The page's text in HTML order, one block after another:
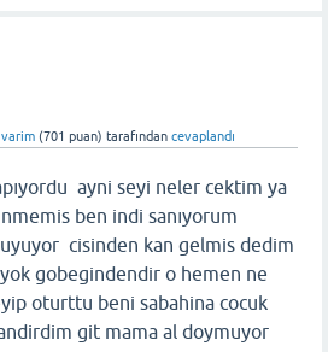
(701 puan) tarafından cevaplandı
ayni seyi neler cektim ya
ben indi sanıyorum
cisinden kan gelmis dedim
gobegindendir o hemen ne
oturttu beni sabahina cocuk
git mama al doymuyor